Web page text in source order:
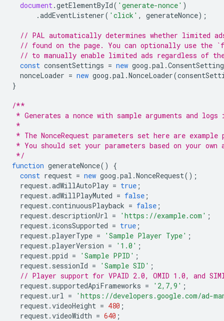
document.getElementById( 'generate-nonce' )
.addEventListener( 'click' , generateNonce);
// PAL automatically determines whether limited
// found on the page. You can optionally use the
// to manually enable limited ads regardless of
const consentSettings = new goog .pal .
nonceLoader = new goog .pal .NonceLoader(
}
/**
* Generates a nonce with sample arguments and
*
* The NonceRequest parameters set here are example
* You should set your parameters based on your
*/
function generateNonce()
{
const request = new goog .pal .NonceRequest();
request.adWillAutoPlay = true ;
request.adWillPlayMuted = false ;
request.continuousPlayback = false ;
request.descriptionUrl = 'https://example.com' ;
request. iconsSupported = true ;
request.playerType = 'Sample Player Type' ;
request.playerVersion = '1.0' ;
request.ppid = 'Sample PPID' ;
request. sessionId = 'Sample SID' ;
// Player support for VPAID 2.0, OMID 1.0, and
request. supportedApiFrameworks = '2,7,9' ;
request.url =
'https://developers.google.com/ad-
request.videoHeight = 480 ;
request.videoWidth = 640 ;